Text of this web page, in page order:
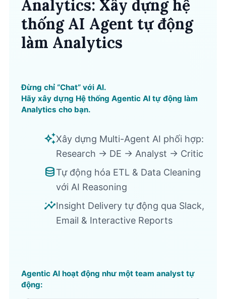
Analytics: Xây dựng hệ
thống AI Agent tự động
làm Analytics
Đừng chỉ “Chat” với AI.
Hãy xây dựng Hệ thống Agentic AI tự động làm
Analytics cho bạn.
auto_awesomeXây dựng Multi-Agent AI phối hợp:
Research -> DE -> Analyst -> Critic
databaseTự động hóa ETL & Data Cleaning
với AI Reasoning
insightsInsight Delivery tự động qua Slack,
Email & Interactive Reports
Agentic AI hoạt động như một team analyst tự
động: